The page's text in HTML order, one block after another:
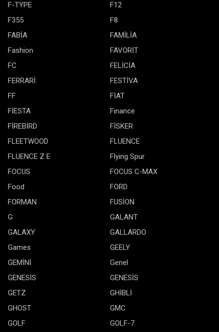
F-TYPE
F12
F355
F8
FABİA
FAMİLİA
Fashion
FAVORİT
FC
FELİCİA
FERRARİ
FESTİVA
FF
FİAT
FİESTA
Finance
FİREBİRD
FİSKER
FLEETWOOD
FLUENCE
FLUENCE Z E
Flying Spur
FOCUS
FOCUS C-MAX
Food
FORD
FORMAN
FUSİON
G
GALANT
GALAXY
GALLARDO
Games
GEELY
GEMİNİ
Genel
GENESİS
GENESİS
GETZ
GHİBLİ
GHOST
GMC
GOLF
GOLF-7